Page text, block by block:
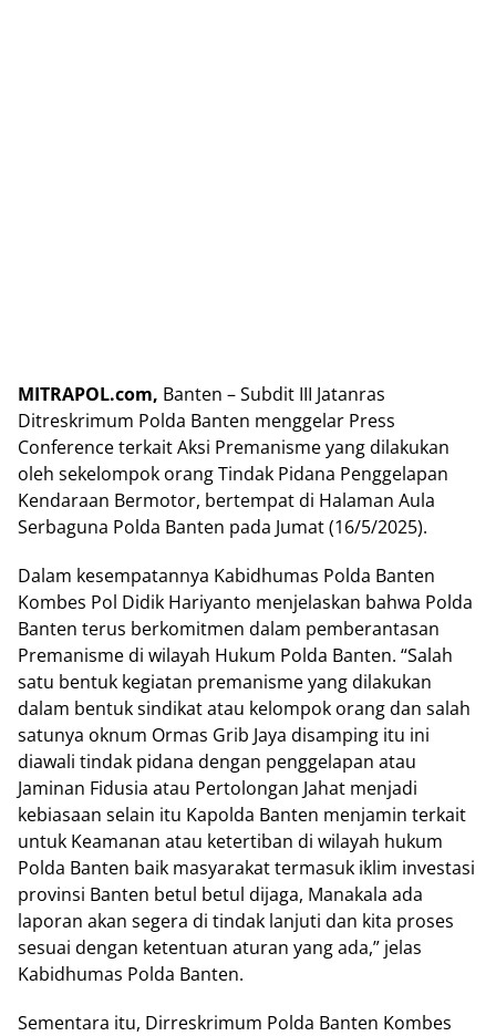
MITRAPOL.com, Banten – Subdit III Jatanras
Ditreskrimum Polda Banten menggelar Press
Conference terkait Aksi Premanisme yang dilakukan
oleh sekelompok orang Tindak Pidana Penggelapan
Kendaraan Bermotor, bertempat di Halaman Aula
Serbaguna Polda Banten pada Jumat (16/5/2025).
Dalam kesempatannya Kabidhumas Polda Banten
Kombes Pol Didik Hariyanto menjelaskan bahwa Polda
Banten terus berkomitmen dalam pemberantasan
Premanisme di wilayah Hukum Polda Banten. “Salah
satu bentuk kegiatan premanisme yang dilakukan
dalam bentuk sindikat atau kelompok orang dan salah
satunya oknum Ormas Grib Jaya disamping itu ini
diawali tindak pidana dengan penggelapan atau
Jaminan Fidusia atau Pertolongan Jahat menjadi
kebiasaan selain itu Kapolda Banten menjamin terkait
untuk Keamanan atau ketertiban di wilayah hukum
Polda Banten baik masyarakat termasuk iklim investasi
provinsi Banten betul betul dijaga, Manakala ada
laporan akan segera di tindak lanjuti dan kita proses
sesuai dengan ketentuan aturan yang ada,” jelas
Kabidhumas Polda Banten.
Sementara itu, Dirreskrimum Polda Banten Kombes